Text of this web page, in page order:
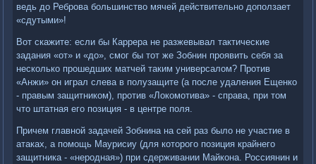
ведь до Реброва большинство мячей действительно доползает
«сдутыми»!
Вот скажите: если бы Каррера не разжевывал тактические
задания «от» и «до», смог бы тот же Зобнин проявить себя за
несколько прошедших матчей таким универсалом? Против
«Анжи» он играл слева в полузащите (а после удаления Ещенко
- правым защитником), против «Локомотива» - справа, при том
что штатная его позиция - в центре поля.
Причем главной задачей Зобнина на сей раз было не участие в
атаках, а помощь Маурисиу (для которого позиция крайнего
защитника - «неродная») при сдерживании Майкона. Россиянин и